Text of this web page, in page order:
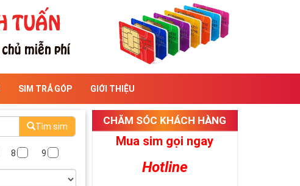
SIM TRẢ GÓP GIỚI THIỆU
Tìm sim
8 9
CHĂM SÓC KHÁCH HÀNG
Mua sim gọi ngay
Hotline